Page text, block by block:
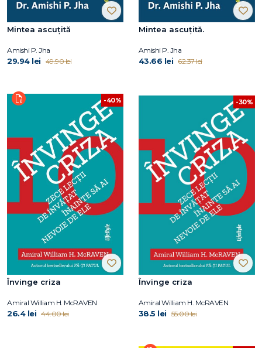
Mintea ascuțită
Amishi P. Jha
29.94 lei 49.90 lei
Mintea ascuțită.
Amishi P. Jha
43.66 lei 62.37 lei
-40%
Învinge criza
Amiral William H. McRAVEN
26.4 lei 44.00 lei
-30%
Învinge criza
Amiral William H. McRAVEN
38.5 lei 55.00 lei